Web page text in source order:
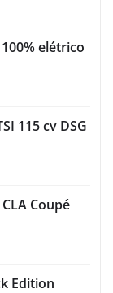
elétrico
115 cv DSG
Coupé
Edition